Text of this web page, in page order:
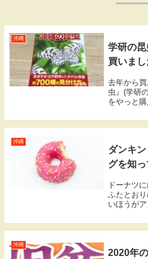
沖縄
学研の
買いまし
去年から
虫』(学研
をやっと
「本名」
読めた。
沖縄
ダンキ
グを知
ドーナツ
ふたとお
いほうが
はそれぞ
た、英語
沖縄
2020年